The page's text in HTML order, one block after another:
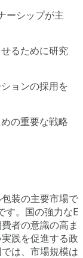
ーシップが主
るために研究
ョンの採用を
の重要な戦略
装の主要市場で
す。国の強力なE
者の意識の高ま
践を促進する政
は、市場規模は